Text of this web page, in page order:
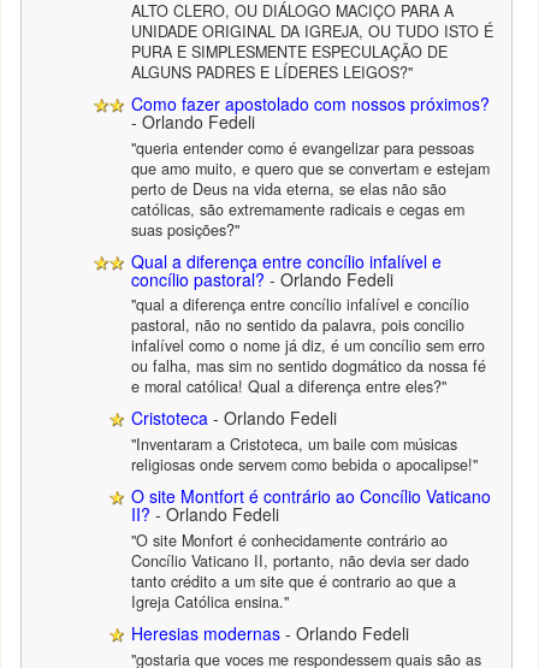
ALTO CLERO, OU DIÁLOGO MACIÇO PARA A
UNIDADE ORIGINAL DA IGREJA, OU TUDO ISTO É
PURA E SIMPLESMENTE ESPECULAÇÃO DE
ALGUNS PADRES E LÍDERES LEIGOS?"
Como fazer apostolado com nossos próximos?
- Orlando Fedeli
"queria entender como é evangelizar para pessoas
que amo muito, e quero que se convertam e estejam
perto de Deus na vida eterna, se elas não são
católicas, são extremamente radicais e cegas em
suas posições?"
Qual a diferença entre concílio infalível e
concílio pastoral? - Orlando Fedeli
"qual a diferença entre concílio infalível e concílio
pastoral, não no sentido da palavra, pois concilio
infalível como o nome já diz, é um concílio sem erro
ou falha, mas sim no sentido dogmático da nossa fé
e moral católica! Qual a diferença entre eles?"
Cristoteca - Orlando Fedeli
"Inventaram a Cristoteca, um baile com músicas
religiosas onde servem como bebida o apocalipse!"
O site Montfort é contrário ao Concílio Vaticano
II? - Orlando Fedeli
"O site Monfort é conhecidamente contrário ao
Concílio Vaticano II, portanto, não devia ser dado
tanto crédito a um site que é contrario ao que a
Igreja Católica ensina."
Heresias modernas - Orlando Fedeli
"gostaria que voces me respondessem quais são as